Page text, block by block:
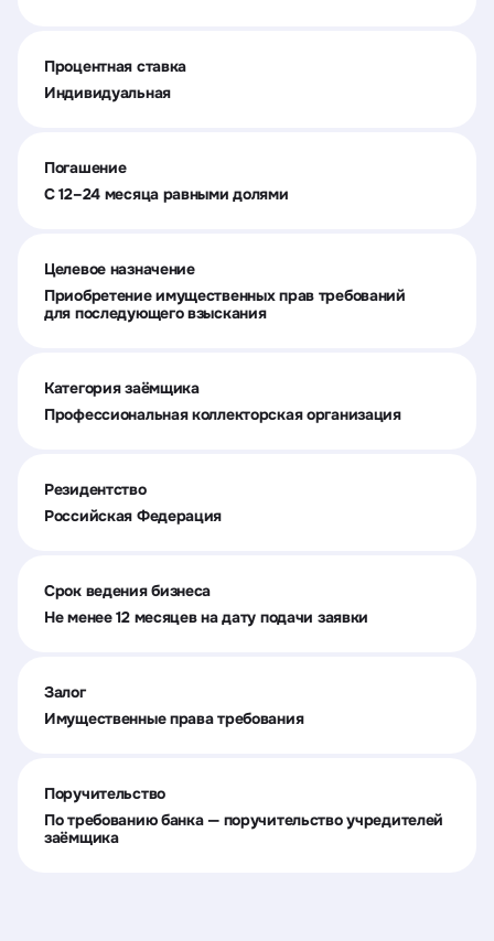
Процентная ставка
Индивидуальная
Погашение
C 12–24 месяца равными долями
Целевое назначение
Приобретение имущественных прав требований
для последующего взыскания
Категория заёмщика
Профессиональная коллекторская организация
Резидентство
Российская Федерация
Срок ведения бизнеса
Не менее 12 месяцев на дату подачи заявки
Залог
Имущественные права требования
Поручительство
По требованию банка — поручительство учредителей
заёмщика